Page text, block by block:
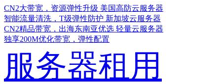
CN2大带宽，资源弹性升级 美国高防云服务器
智能流量清洗，T级弹性防护 新加坡云服务器
CN2精品带宽，出海东南亚优选 轻量云服务器
独享200M优化带宽，弹性配置
服务器租用